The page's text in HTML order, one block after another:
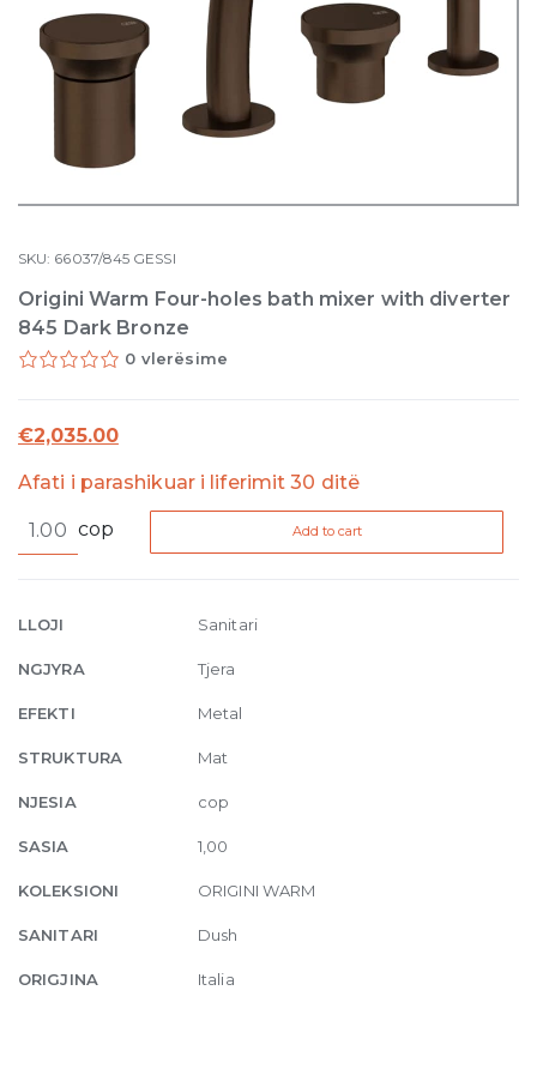
SKU: 66037/845 GESSI
Origini Warm Four-holes bath mixer with diverter
845 Dark Bronze
0 vlerësime
€2,035.00
Afati i parashikuar i liferimit 30 ditë
Warm
bath
with
diverter
Dark
Bronze
cop Add to cart
LLOJI Sanitari
NGJYRA Tjera
EFEKTI Metal
STRUKTURA Mat
NJESIA cop
SASIA 1,00
KOLEKSIONI ORIGINI WARM
SANITARI Dush
ORIGJINA Italia